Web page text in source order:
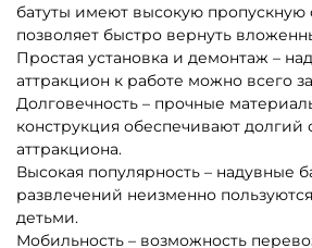
батуты имеют высокую пропускную
позволяет быстро вернуть
Простая установка и демонтаж –
аттракцион к работе можно всего
Долговечность – прочные
конструкция обеспечивают долгий
аттракциона.
Высокая популярность – надувные
развлечений неизменно
детьми.
Мобильность – возможность